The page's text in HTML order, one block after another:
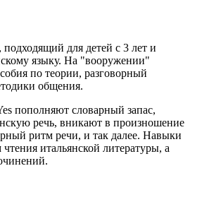
для детей с 3 лет и
языку. На "вооружении"
по теории, разговорный
общения.
пополняют словарный запас,
речь, вникают в произношение
ритм речи, и так далее. Навыки
итальянской литературы, а